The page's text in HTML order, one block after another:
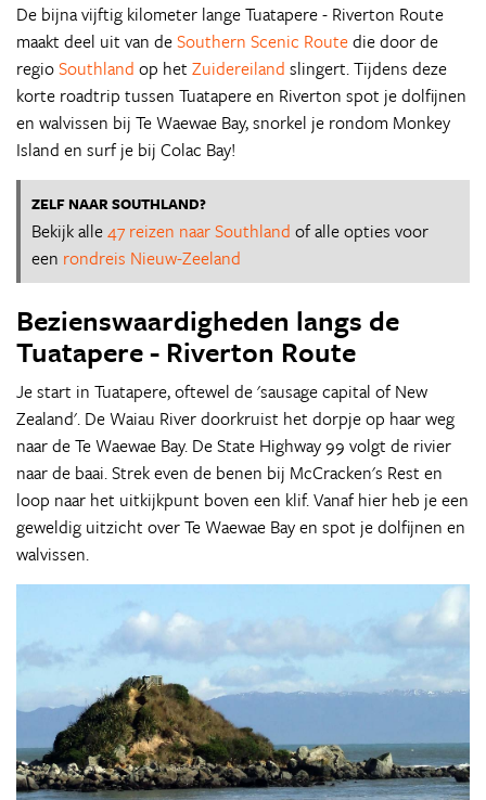
De bijna vijftig kilometer lange Tuatapere - Riverton Route
maakt deel uit van deSouthern Scenic Routedie door de
regioSouthland op het Zuidereiland slingert. Tijdens deze
korte roadtrip tussen Tuatapere en Riverton spot je dolfijnen
en walvissen bij Te Waewae Bay, snorkel je rondom Monkey
Island en surf je bij Colac Bay!
ZELF NAAR SOUTHLAND?
Bekijk alle47 reizen naar Southland of alle opties voor
een rondreis Nieuw-Zeeland
Bezienswaardigheden langs de
Tuatapere - Riverton Route
Je start in Tuatapere, oftewel de 'sausage capital of New
Zealand'. De Waiau River doorkruist het dorpje op haar weg
naar de Te Waewae Bay. De State Highway 99 volgt de rivier
naar de baai. Strek even de benen bij McCracken's Rest en
loop naar het uitkijkpunt boven een klif. Vanaf hier heb je een
geweldig uitzicht over Te Waewae Bay en spot je dolfijnen en
walvissen.